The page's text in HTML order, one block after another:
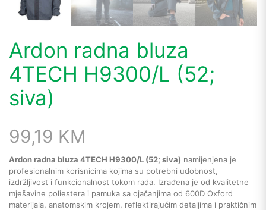
Ardon radna bluza
4TECH H9300/L (52;
siva)
99,19 KM
Ardon radna bluza 4TECH H9300/L (52; siva) namijenjena je
profesionalnim korisnicima kojima su potrebni udobnost,
izdržljivost i funkcionalnost tokom rada. Izrađena je od kvalitetne
mješavine poliestera i pamuka sa ojačanjima od 600D Oxford
materijala, anatomskim krojem, reflektirajućim detaljima i praktičnim